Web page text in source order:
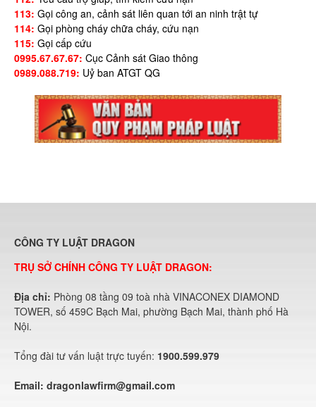
113: Gọi công an, cảnh sát liên quan tới an ninh trật tự
114: Gọi phòng cháy chữa cháy, cứu nạn
115: Gọi cấp cứu
0995.67.67.67: Cục Cảnh sát Giao thông
0989.088.719: Uỷ ban ATGT QG
CÔNG TY LUẬT DRAGON
TRỤ SỞ CHÍNH CÔNG TY LUẬT DRAGON:
Địa chỉ: Phòng 08 tầng 09 toà nhà VINACONEX DIAMOND
TOWER, số 459C Bạch Mai, phường Bạch Mai, thành phố Hà
Nội.
Tổng đài tư vấn luật trực tuyến: 1900.599.979
Email: dragonlawfirm@gmail.com